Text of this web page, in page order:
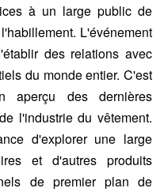
à un large public de
L'événement
des relations avec
du monde entier. C'est
aperçu des dernières
l'industrie du vêtement.
d'explorer une large
et d'autres produits
de premier plan de